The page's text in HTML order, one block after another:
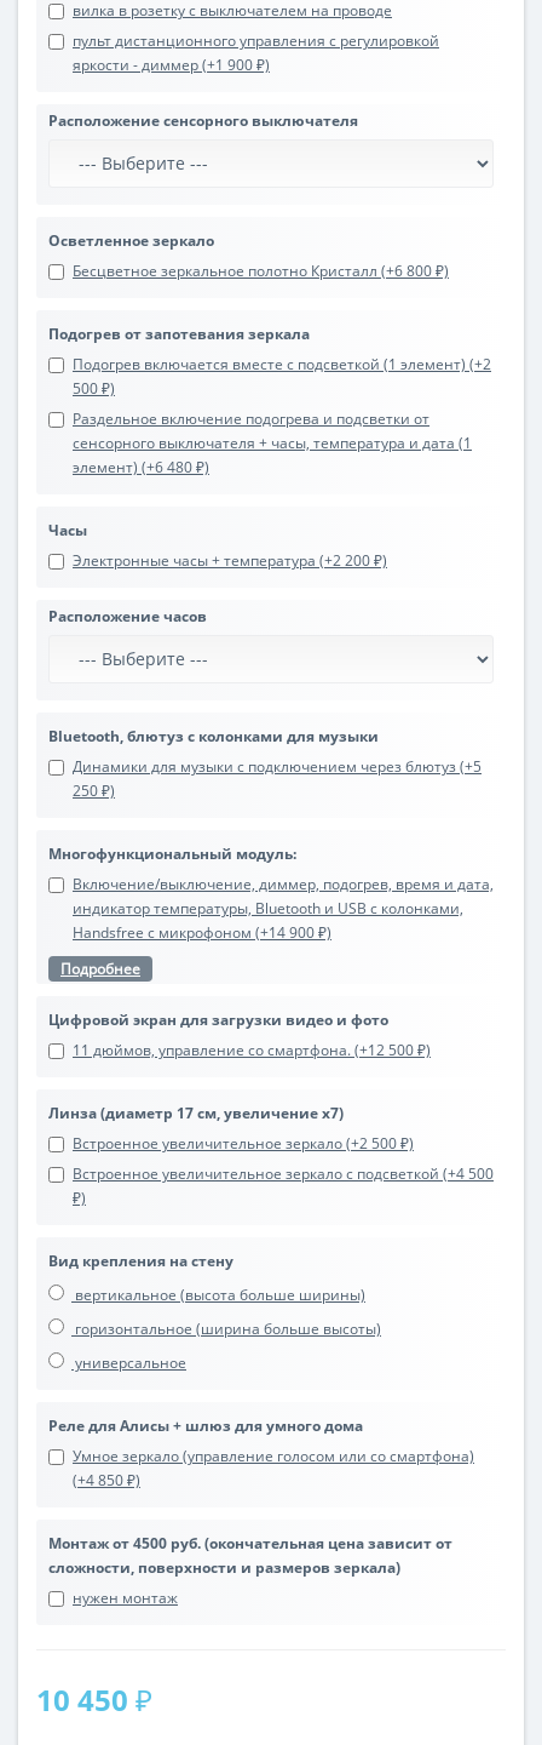
вилка в розетку с выключателем на проводе
пульт дистанционного управления с регулировкой
яркости - диммер (+1 900 ₽)
Расположение сенсорного выключателя
Осветленное зеркало
Бесцветное зеркальное полотно Кристалл (+6 800 ₽)
Подогрев от запотевания зеркала
Подогрев включается вместе с подсветкой (1 элемент) (+2
500 ₽)
Раздельное включение подогрева и подсветки от
сенсорного выключателя + часы, температура и дата (1
элемент) (+6 480 ₽)
Часы
Электронные часы + температура (+2 200 ₽)
Расположение часов
Bluetooth, блютуз с колонками для музыки
Динамики для музыки с подключением через блютуз (+5
250 ₽)
Многофункциональный модуль:
Включение/выключение, диммер, подогрев, время и дата,
индикатор температуры, Bluetooth и USB с колонками,
Handsfree с микрофоном (+14 900 ₽)
Подробнее
Цифровой экран для загрузки видео и фото
11 дюймов, управление со смартфона. (+12 500 ₽)
Линза (диаметр 17 см, увеличение х7)
Встроенное увеличительное зеркало (+2 500 ₽)
Встроенное увеличительное зеркало с подсветкой (+4 500
₽)
Вид крепления на стену
вертикальное (высота больше ширины)
горизонтальное (ширина больше высоты)
универсальное
Реле для Алисы + шлюз для умного дома
Умное зеркало (управление голосом или со смартфона)
(+4 850 ₽)
Монтаж от 4500 руб. (окончательная цена зависит от
сложности, поверхности и размеров зеркала)
нужен монтаж
10 450 ₽